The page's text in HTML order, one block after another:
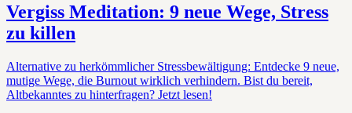
Vergiss Meditation: 9 neue Wege, Stress
zu killen
Alternative zu herkömmlicher Stressbewältigung: Entdecke 9 neue,
mutige Wege, die Burnout wirklich verhindern. Bist du bereit,
Altbekanntes zu hinterfragen? Jetzt lesen!